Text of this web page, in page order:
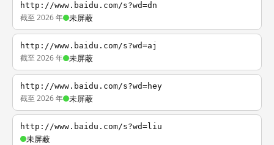
http://www.baidu.com/s?wd=dn
截至 2026 年 未屏蔽
http://www.baidu.com/s?wd=aj
截至 2026 年 未屏蔽
http://www.baidu.com/s?wd=hey
截至 2026 年 未屏蔽
http://www.baidu.com/s?wd=liu
未屏蔽